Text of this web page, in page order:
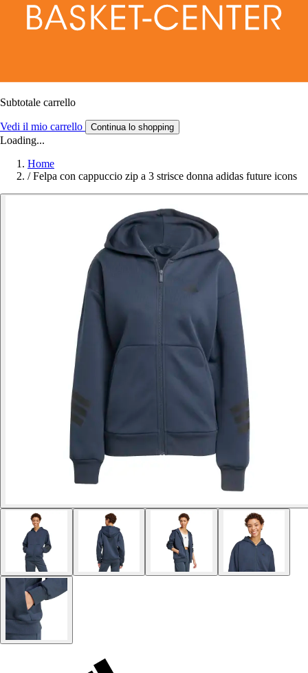
Subtotale carrello
Vedi il mio carrello Continua lo shopping
Loading...
Home
/ Felpa con cappuccio zip a 3 strisce donna adidas future icons